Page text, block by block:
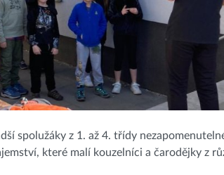
spolužáky z 1. až 4. třídy
které malí kouzelníci a čarodějky z